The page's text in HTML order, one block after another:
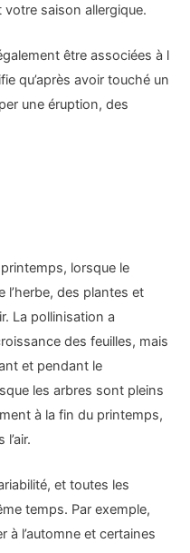
saison allergique.
être associées à l
qu’après avoir touché un
une éruption, des
lorsque le
l’herbe, des plantes et
La pollinisation a
des feuilles, mais
et pendant le
les arbres sont pleins
à la fin du printemps,
et toutes les
temps. Par exemple,
à l’automne et certaines